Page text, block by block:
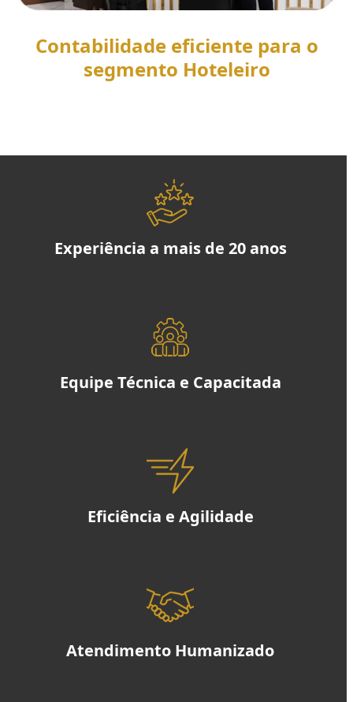
Contabilidade eficiente para o
segmento Hoteleiro
Experiência a mais de 20 anos
Equipe Técnica e Capacitada
Eficiência e Agilidade
Atendimento Humanizado